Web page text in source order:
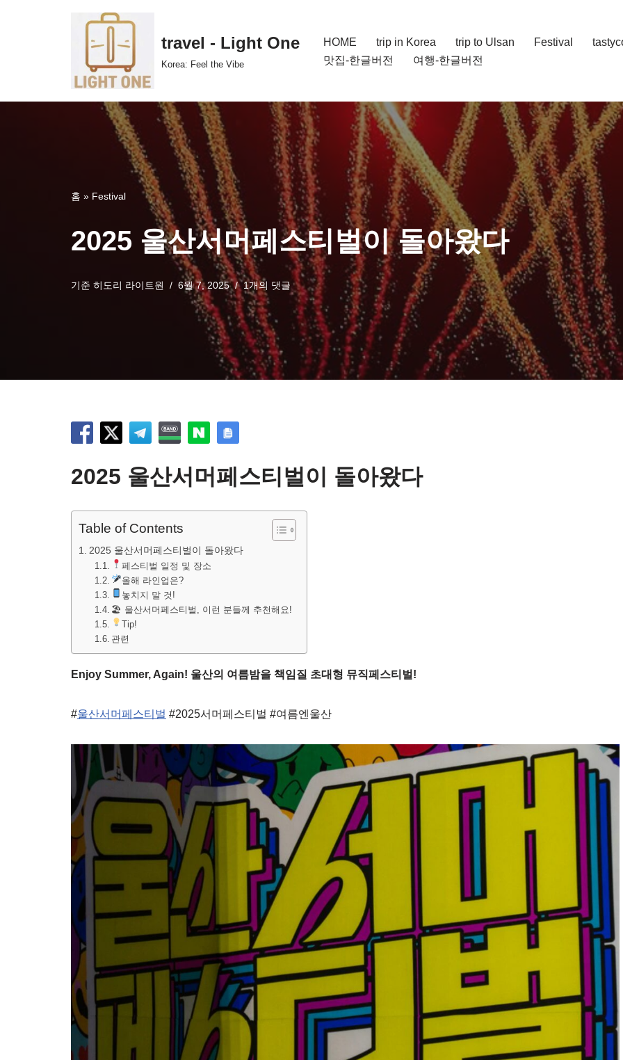
travel - Light One
Korea: Feel the Vibe
HOME trip in Korea trip to Ulsan Festival
맛집-한글버전
여행-한글버전
홈 » Festival
2025 울산서머페스티벌이 돌아왔다
기준 히도리 라이트원 6월 7, 2025 1개의 댓글
2025 울산서머페스티벌이 돌아왔다
Table of Contents
2025 울산서머페스티벌이 돌아왔다
페스티벌 일정 및 장소
올해 라인업은?
놓치지 말 것!
🏖 울산서머페스티벌, 이런 분들께 추천해요!
Tip!
관련
Enjoy Summer, Again! 울산의 여름밤을 책임질 초대형 뮤직페스티벌!
#울산서머페스티벌 #2025서머페스티벌 #여름엔울산